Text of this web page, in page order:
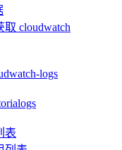
cloudwatch
logs
表